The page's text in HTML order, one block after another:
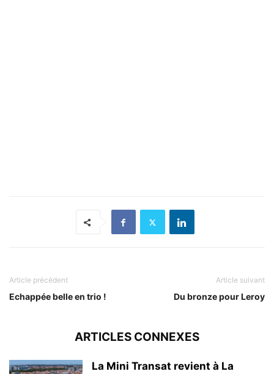
Article précédent
Echappée belle en trio !
Article suivant
Du bronze pour Leroy
ARTICLES CONNEXES
La Mini Transat revient à La